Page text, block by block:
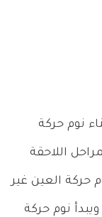
نوم حركة
اللاحقة
حركة العين غير
نوم حركة